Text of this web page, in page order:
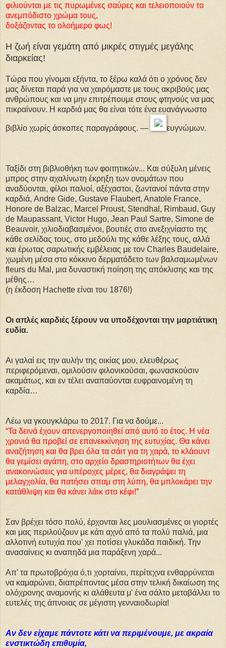
φιλιούνται με τις πυρωμένες σαύρες και τελειοποιούν το
ανεμπόδιστο χρώμα τους,
δοξάζοντας το ολοήμερο φως!
Η ζωή είναι γεμάτη από μικρές στιγμές μεγάλης
διαρκείας!
Τώρα που γίνομαι εξήντα, το ξέρω καλά ότι ο χρόνος δεν
μας δίνεται παρά για να χαιρόμαστε με τους ακριβούς μας
ανθρώπους και να μην επιτρέπουμε στους φτηνούς να μας
πικραίνουν. Η καρδιά μας θα είναι τότε ένα ευανάγνωστο
βιβλίο χωρίς άσκοπες παραγράφους. — ευγνώμων.
Ταξίδι στη βιβλιοθήκη των φοιτητικών... Και σύξυλη μένεις
μπρος στην αχαλίνωτη έκρηξη των ονομάτων που
αναδύονται, φίλοι παλιοί, αξέχαστοι, ζωντανοί πάντα στην
καρδιά, Andre Gide, Gustave Flaubert, Anatole France,
Honore de Balzac, Marcel Proust, Stendhal, Rimbaud, Guy
de Maupassant, Victor Hugo, Jean Paul Sartre, Simone de
Beauvoir, χιλιοδιαβασμένοι, βουτιές στο ανεξιχνίαστο της
κάθε σελίδας τους, στο μεδούλι της κάθε λέξης τους, αλλά
και έρωτας σαρωτικής εμβέλειας με τον Charles Baudelaire,
χωμένη μέσα στο κόκκινο δερματόδετο των βαλσαμωμένων
fleurs du Μal, μια δυναστική ποίηση της απόκλισης και της
μέθης…
(η έκδοση Hachette είναι του 1876!)
Οι απλές καρδιές ξέρουν να υποδέχονται την μαρτιάτικη
ευδία.
Αι γαλαί εις την αυλήν της οικίας μου, ελευθέρως
περιφερόμεναι, ομιλούσιν φιλονικούσαι, φωνασκούσιν
ακαμάτως, και εν τέλει αναπαύονται ευφραινομένη τη
καρδία…
Λέω να γκουγκλάρω το 2017. Για να δούμε...
“Τα δεινά έχουν απενεργοποιηθεί από αυτό το έτος. Η νέα
χρονιά θα προβεί σε επανεκκίνηση της ευτυχίας. Θα κάνει
αναζήτηση και θα βρει όλα τα σάιτ για τη χαρά, το κλάουντ
θα γεμίσει αγάπη, στο αρχείο δραστηριοτήτων θα έχει
ανακοινώσεις για υπέροχες μέρες, θα διαγράψει τη
μελαγχολία, θα πατήσει σπαμ στη λύπη, θα μπλοκάρει την
κατάθλιψη και θα κάνει λάικ στο κέφι!”
Σαν βρέχει τόσο πολύ, έρχονται λες μουλιασμένες οι γιορτές
και μας περιλούζουν με κάτι αχνό από τα πολύ παλιά, μια
αλλοτινή ευτυχία που' χει ποτίσει γλυκάδα παιδική. Την
ανασαίνεις κι αναπηδά μια παράξενη χαρά...
Απ' τα πρωτοβρόχια ό,τι χορταίνει, περίτεχνα ενθαρρύνεται
να καμαρώνει, διαπρέποντας μέσα στην τελική δικαίωση της
ολόχρονης αναμονής κι αλάθευτα μ' ένα σάλτο μεταβάλλει το
ευτελές της άπνοιας σε μέγιστη γενναιοδωρία!
Αν δεν είχαμε πάντοτε κάτι να περιμένουμε, με ακραία
ενστικτώδη επιθυμία,